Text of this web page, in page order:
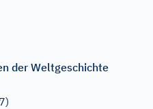
der Weltgeschichte